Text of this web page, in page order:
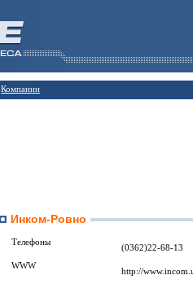
Компании
Инком-Ровно
Телефоны
(0362)22-68-13
WWW
http://